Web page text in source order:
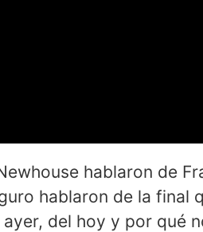
hablaron de
hablaron de la final
del hoy y por qué